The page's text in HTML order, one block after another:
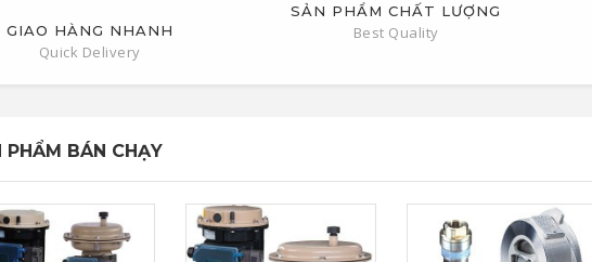
GIAO HÀNG NHANH
Quick Delivery
SẢN PHẨM CHẤT LƯỢNG
Best Quality
PHẨM BÁN CHẠY